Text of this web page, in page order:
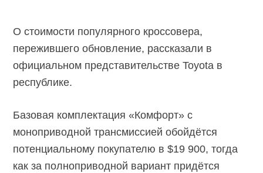
О стоимости популярного кроссовера,
пережившего обновление, рассказали в
официальном представительстве Toyota в
республике.
Базовая комплектация «Комфорт» с
моноприводной трансмиссией обойдётся
потенциальному покупателю в $19 900, тогда
как за полноприводной вариант придётся